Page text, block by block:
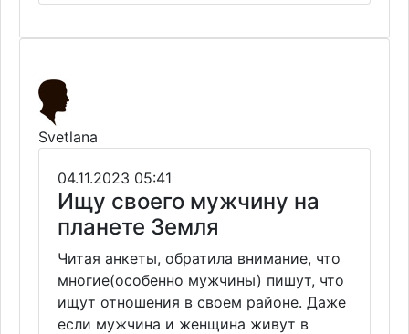
Svetlana
04.11.2023 05:41
Ищу своего мужчину на
планете Земля
Читая анкеты, обратила внимание, что
многие(особенно мужчины) пишут, что
ищут отношения в своем районе. Даже
если мужчина и женщина живут в